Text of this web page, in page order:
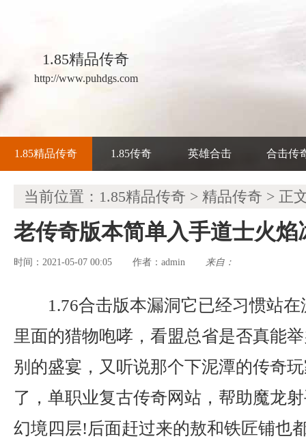
1.85精品传奇
http://www.puhdgs.com
1.85精品传奇 1.85传奇 英雄合击 合击传
当前位置： 1.85精品传奇 > 精品传奇 > 正
老传奇版本简单入手道士火焰
时间：2021-05-07 00:05 作者： admin 来自：
1.76合击版本漏洞它已经习惯站
里面的猎物咆哮，看盟总省是否真能
别的盛宴，又听说那个下泥潭的传奇
了，单职业复古传奇网站，帮助魔龙
幻境四层!后面赶过来的敖和铁匠铺也